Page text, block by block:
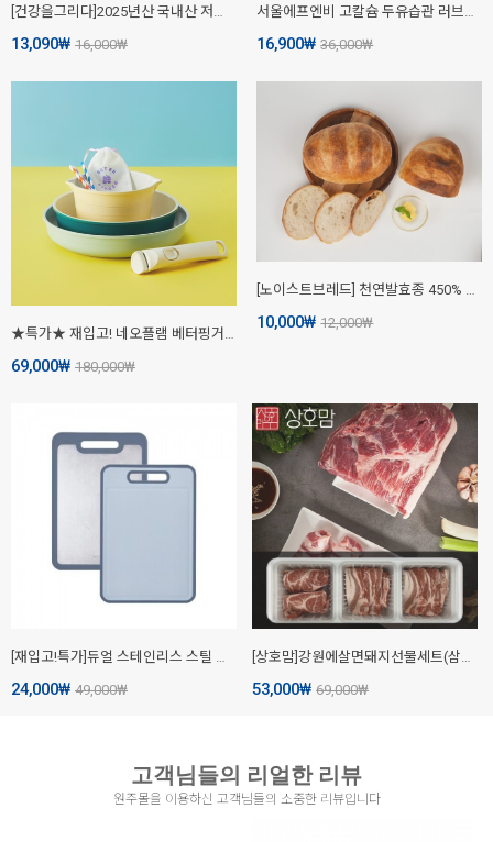
13,090₩ 16,000₩ 16,900₩ 36,000₩
★특가★ 재입고! 네오플램 베터핑거 원더핸즈 쿡웨어 세트+캠핑가방 포함
69,000₩ 180,000₩
10,000₩ 12,000₩
24,000₩ 49,000₩ 53,000₩ 69,000₩
고객님들의 리얼한 리뷰
원주몰을 이용하신 고객님들의 소중한 리뷰입니다